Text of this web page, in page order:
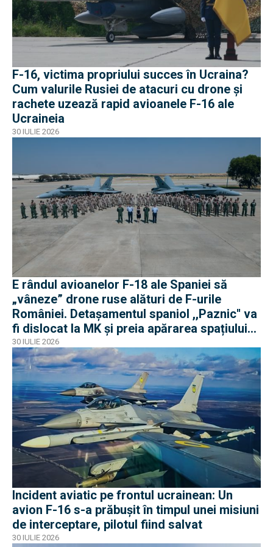
F-16, victima propriului succes în Ucraina?
Cum valurile Rusiei de atacuri cu drone și
rachete uzează rapid avioanele F-16 ale
Ucraineia
30 IULIE 2026
E rândul avioanelor F-18 ale Spaniei să
„vâneze” drone ruse alături de F-urile
României. Detașamentul spaniol ,,Paznic'' va
fi dislocat la MK și preia apărarea spațiului
aerian românesc
30 IULIE 2026
Incident aviatic pe frontul ucrainean: Un
avion F-16 s-a prăbușit în timpul unei misiuni
de interceptare, pilotul fiind salvat
30 IULIE 2026